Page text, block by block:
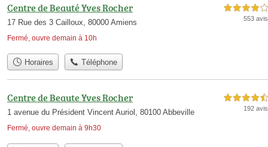
Centre de Beauté Yves Rocher
17 Rue des 3 Cailloux, 80000 Amiens
Fermé, ouvre demain à 10h
4,0 étoiles sur 5
553 avis
Horaires Téléphone
Centre de Beaute Yves Rocher
1 avenue du Président Vincent Auriol, 80100 Abbeville
Fermé, ouvre demain à 9h30
4,5 étoiles sur 5
192 avis